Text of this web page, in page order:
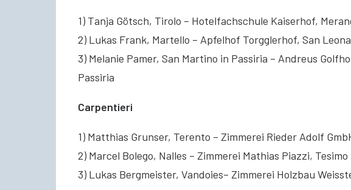
1) Tanja Götsch, Tirolo – Hotelfachschule Kaiserhof,
2) Lukas Frank, Martello – Apfelhof Torgglerhof, San
3) Melanie Pamer, San Martino in Passiria – Andreus
Passiria
Carpentieri
1) Matthias Grunser, Terento – Zimmerei Rieder Adolf
2) Marcel Bolego, Nalles – Zimmerei Mathias Piazzi, Tesimo
3) Lukas Bergmeister, Vandoies– Zimmerei Holzbau